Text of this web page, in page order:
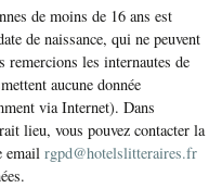
de moins de 16 ans est
de naissance, qui ne peuvent
remercions les internautes de
aucune donnée
via Internet). Dans
lieu, vous pouvez contacter la
email rgpd@hotelslitteraires.fr